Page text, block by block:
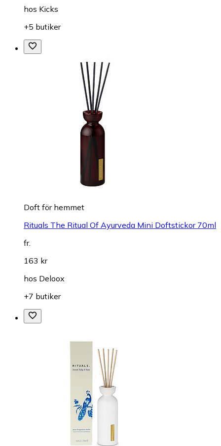
hos Kicks
+5 butiker
Doft för hemmet
Rituals The Ritual Of Ayurveda Mini Doftstickor 70ml
fr.
163 kr
hos Deloox
+7 butiker